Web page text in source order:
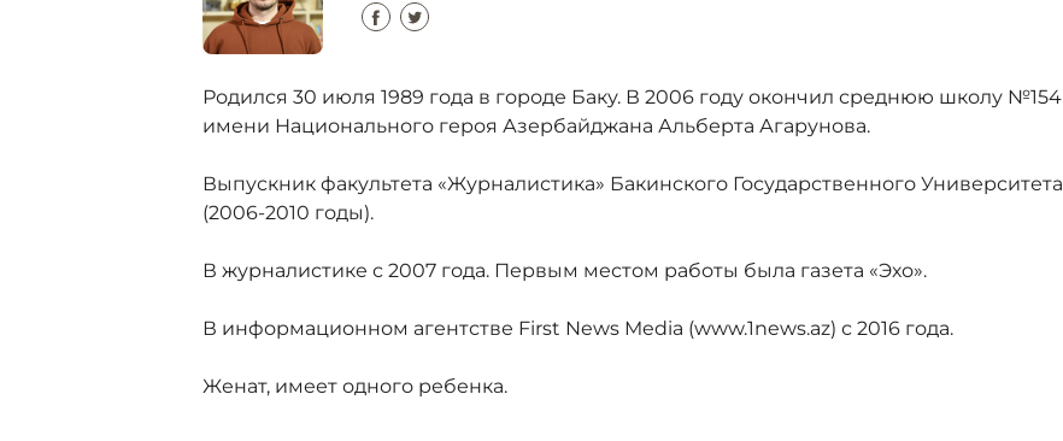
Родился 30 июля 1989 года в городе Баку. В 2006 году окончил среднюю школу №154
имени Национального героя Азербайджана Альберта Агарунова.
Выпускник факультета «Журналистика» Бакинского Государственного Университета
(2006-2010 годы).
В журналистике с 2007 года. Первым местом работы была газета «Эхо».
В информационном агентстве First News Media (www.1news.az) с 2016 года.
Женат, имеет одного ребенка.